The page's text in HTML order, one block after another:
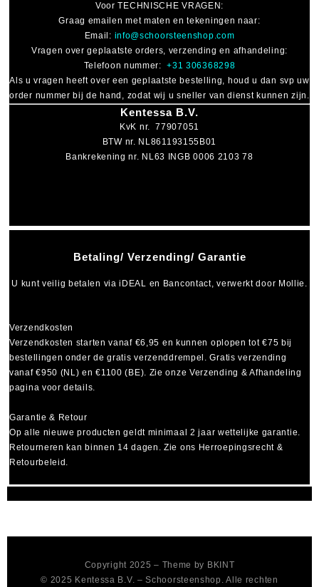
Betaling/ Verzending/ Garantie
U kunt veilig betalen viaiDEAL en Bancontact, verwerkt door Mollie.
Verzendkosten
Verzendkosten starten vanaf €6,95 en kunnen oplopen tot€75 bij
bestellingen onder de gratis verzenddrempel. Gratis verzending
vanaf €950 (NL) en €1100 (BE). Zie onze Verzending & Afhandeling
pagina voor details.
Garantie & Retour
Op alle nieuwe producten geldt minimaal2 jaar wettelijke garantie.
Retourneren kan binnen 14 dagen. Zie ons Herroepingsrecht &
Retourbeleid.
VoorTECHNISCHE VRAGEN :
Graag emailen met maten en tekeningen naar:
Email: info@schoorsteenshop.com
Vragen over geplaatste orders, verzending en afhandeling:
Telefoon nummer:+31 306368298
Als u vragen heeft over een geplaatste bestelling, houd u dan svp uw
order nummer bij de hand, zodat wij u sneller van dienst kunnen zijn.
Kentessa B.V.
KvK nr. 77907051
BTW nr. NL861193155B01
Bankrekening nr. NL63 INGB 0006 2103 78
Copyright 2025 – Theme by BKINT
© 2025 Kentessa B.V. – Schoorsteenshop. Alle rechten